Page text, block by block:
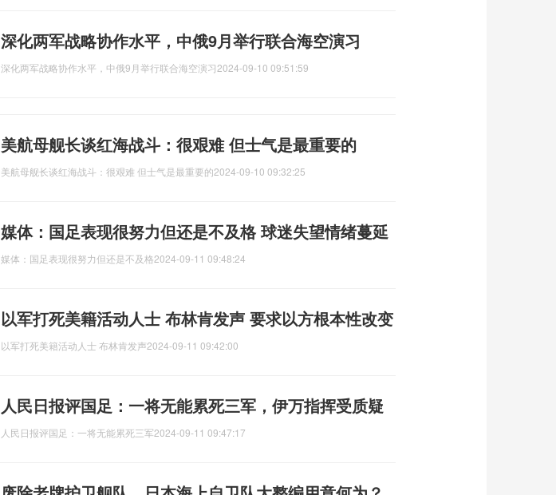
深化两军战略协作水平，中俄9月举行联合海空演习
深化两军战略协作水平，中俄9月举行联合海空演习2024-09-10 09:51:59
美航母舰长谈红海战斗：很艰难 但士气是最重要的
美航母舰长谈红海战斗：很艰难 但士气是最重要的2024-09-10 09:32:25
媒体：国足表现很努力但还是不及格 球迷失望情绪蔓延
媒体：国足表现很努力但还是不及格2024-09-11 09:48:24
以军打死美籍活动人士 布林肯发声 要求以方根本性改变
以军打死美籍活动人士 布林肯发声2024-09-11 09:42:00
人民日报评国足：一将无能累死三军，伊万指挥受质疑
人民日报评国足：一将无能累死三军2024-09-11 09:47:17